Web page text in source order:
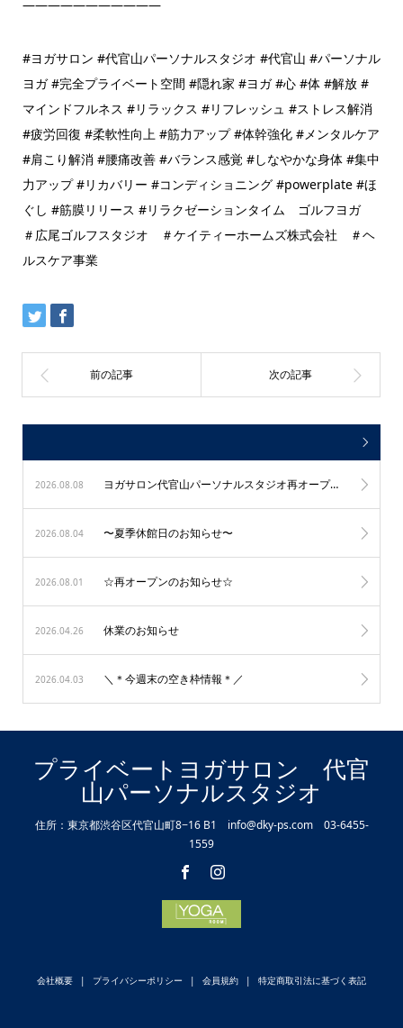
———————————
#ヨガサロン #代官山パーソナルスタジオ #代官山 #パーソナル
ヨガ #完全プライベート空間 #隠れ家 #ヨガ #心 #体 #解放 #
マインドフルネス #リラックス #リフレッシュ #ストレス解消
#疲労回復 #柔軟性向上 #筋力アップ #体幹強化 #メンタルケア
#肩こり解消 #腰痛改善 #バランス感覚 #しなやかな身体 #集中
力アップ #リカバリー #コンディショニング #powerplate #ほ
ぐし #筋膜リリース #リラクゼーションタイム ゴルフヨガ
＃広尾ゴルフスタジオ ＃ケイティーホームズ株式会社 ＃ヘ
ルスケア事業
2026.08.08 ヨガサロン代官山パーソナルスタジオ再オープン！
2026.08.04 〜夏季休館日のお知らせ〜
2026.08.01 ☆再オープンのお知らせ☆
2026.04.26 休業のお知らせ
2026.04.03 ＼＊今週末の空き枠情報＊／
プライベートヨガサロン 代官
山パーソナルスタジオ
住所：東京都渋谷区代官山町8−16 B1 info@dky-ps.com 03-6455-
1559
会社概要 プライバシーポリシー 会員規約 特定商取引法に基づく表記